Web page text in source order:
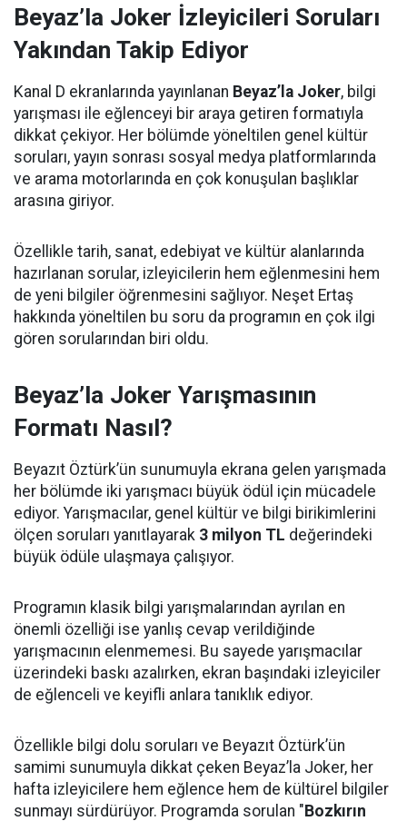
Beyaz’la Joker İzleyicileri Soruları
Yakından Takip Ediyor
Kanal D ekranlarında yayınlanan Beyaz’la Joker, bilgi
yarışması ile eğlenceyi bir araya getiren formatıyla
dikkat çekiyor. Her bölümde yöneltilen genel kültür
soruları, yayın sonrası sosyal medya platformlarında
ve arama motorlarında en çok konuşulan başlıklar
arasına giriyor.
Özellikle tarih, sanat, edebiyat ve kültür alanlarında
hazırlanan sorular, izleyicilerin hem eğlenmesini hem
de yeni bilgiler öğrenmesini sağlıyor. Neşet Ertaş
hakkında yöneltilen bu soru da programın en çok ilgi
gören sorularından biri oldu.
Beyaz’la Joker Yarışmasının
Formatı Nasıl?
Beyazıt Öztürk’ün sunumuyla ekrana gelen yarışmada
her bölümde iki yarışmacı büyük ödül için mücadele
ediyor. Yarışmacılar, genel kültür ve bilgi birikimlerini
ölçen soruları yanıtlayarak 3 milyon TL değerindeki
büyük ödüle ulaşmaya çalışıyor.
Programın klasik bilgi yarışmalarından ayrılan en
önemli özelliği ise yanlış cevap verildiğinde
yarışmacının elenmemesi. Bu sayede yarışmacılar
üzerindeki baskı azalırken, ekran başındaki izleyiciler
de eğlenceli ve keyifli anlara tanıklık ediyor.
Özellikle bilgi dolu soruları ve Beyazıt Öztürk’ün
samimi sunumuyla dikkat çeken Beyaz’la Joker, her
hafta izleyicilere hem eğlence hem de kültürel bilgiler
sunmayı sürdürüyor. Programda sorulan " Bozkırın